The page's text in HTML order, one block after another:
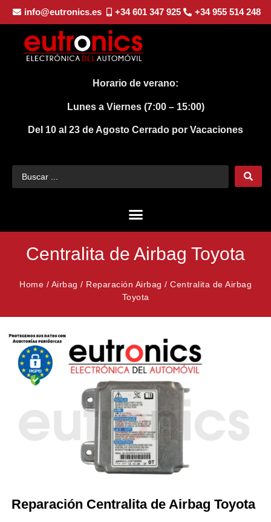
info@eutronics.es +34 601 347 925 +34 955 514 248
Horario de verano:
Lunes a Viernes (7:00 – 15:00)
Del 10 al 23 de Agosto Cerrado por Vacaciones
Centralita de Airbag Toyota
Home / Airbag / Reparación Airbag / Centralita de Airbag
Toyota
Reparación Centralita de Airbag Toyota